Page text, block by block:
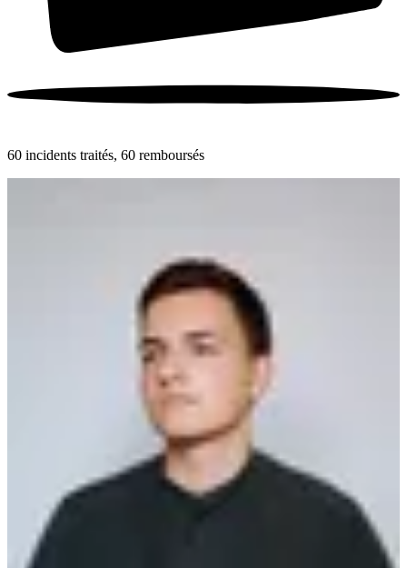
60 incidents traités, 60 remboursés